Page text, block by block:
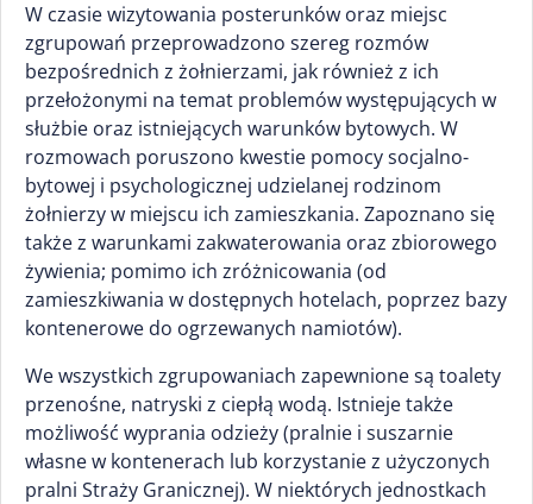
W czasie wizytowania posterunków oraz miejsc
zgrupowań przeprowadzono szereg rozmów
bezpośrednich z żołnierzami, jak również z ich
przełożonymi na temat problemów występujących w
służbie oraz istniejących warunków bytowych. W
rozmowach poruszono kwestie pomocy socjalno-
bytowej i psychologicznej udzielanej rodzinom
żołnierzy w miejscu ich zamieszkania. Zapoznano się
także z warunkami zakwaterowania oraz zbiorowego
żywienia; pomimo ich zróżnicowania (od
zamieszkiwania w dostępnych hotelach, poprzez bazy
kontenerowe do ogrzewanych namiotów).
We wszystkich zgrupowaniach zapewnione są toalety
przenośne, natryski z ciepłą wodą. Istnieje także
możliwość wyprania odzieży (pralnie i suszarnie
własne w kontenerach lub korzystanie z użyczonych
pralni Straży Granicznej). W niektórych jednostkach